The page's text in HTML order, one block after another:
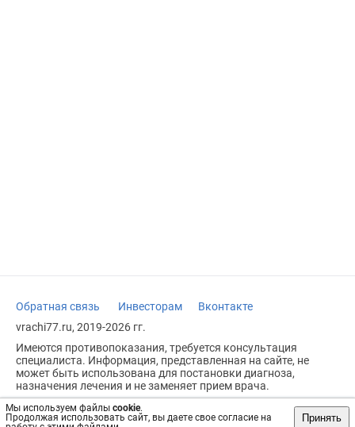
Мы используем файлы cookie.
Продолжая использовать сайт, вы даете свое согласие на
Принять
Обратная связь Инвесторам
Вконтакте
vrachi77.ru, 2019-2026 гг.
Имеются противопоказания, требуется консультация
специалиста. Информация, представленная на сайте, не
может быть использована для постановки диагноза,
назначения лечения и не заменяет прием врача.
Возрастное ограничение: 18+